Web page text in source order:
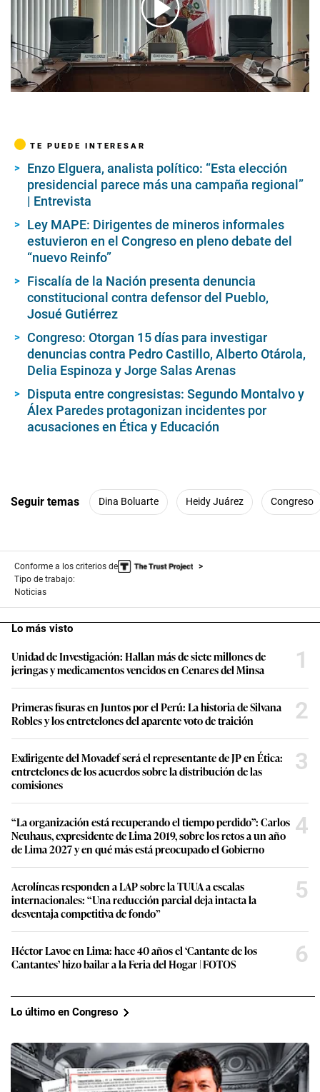
TE PUEDE INTERESAR
Enzo Elguera, analista político: “Esta elección
presidencial parece más una campaña regional”
| Entrevista
Ley MAPE: Dirigentes de mineros informales
estuvieron en el Congreso en pleno debate del
“nuevo Reinfo”
Fiscalía de la Nación presenta denuncia
constitucional contra defensor del Pueblo,
Josué Gutiérrez
Congreso: Otorgan 15 días para investigar
denuncias contra Pedro Castillo, Alberto Otárola,
Delia Espinoza y Jorge Salas Arenas
Disputa entre congresistas: Segundo Montalvo y
Álex Paredes protagonizan incidentes por
acusaciones en Ética y Educación
Seguir temas Dina Boluarte Heidy Juárez Congreso
Conforme a los criterios de
Tipo de trabajo:
Noticias
Lo más visto
Unidad de Investigación: Hallan más de siete millones de
jeringas y medicamentos vencidos en Cenares del Minsa
1
Primeras fisuras en Juntos por el Perú: La historia de Silvana
Robles y los entretelones del aparente voto de traición
2
Exdirigente del Movadef será el representante de JP en Ética:
entretelones de los acuerdos sobre la distribución de las
comisiones
3
“La organización está recuperando el tiempo perdido”: Carlos
Neuhaus, expresidente de Lima 2019, sobre los retos a un año
de Lima 2027 y en qué más está preocupado el Gobierno
4
Aerolíneas responden a LAP sobre la TUUA a escalas
internacionales: “Una reducción parcial deja intacta la
desventaja competitiva de fondo”
5
Héctor Lavoe en Lima: hace 40 años el ‘Cantante de los
Cantantes’ hizo bailar a la Feria del Hogar | FOTOS
6
Lo último en Congreso